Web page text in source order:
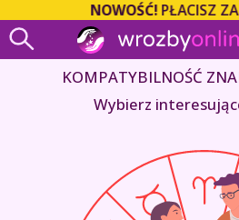
NOWOŚĆ!PŁACISZ ZA
KOMPATYBILNOŚĆ
Wybierz